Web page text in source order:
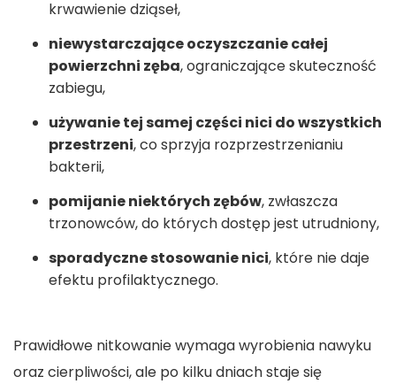
krwawienie dziąseł,
niewystarczające oczyszczanie całej
powierzchni zęba, ograniczające skuteczność
zabiegu,
używanie tej samej części nici do wszystkich
przestrzeni, co sprzyja rozprzestrzenianiu
bakterii,
pomijanie niektórych zębów, zwłaszcza
trzonowców, do których dostęp jest utrudniony,
sporadyczne stosowanie nici, które nie daje
efektu profilaktycznego.
Prawidłowe nitkowanie wymaga wyrobienia nawyku
oraz cierpliwości, ale po kilku dniach staje się